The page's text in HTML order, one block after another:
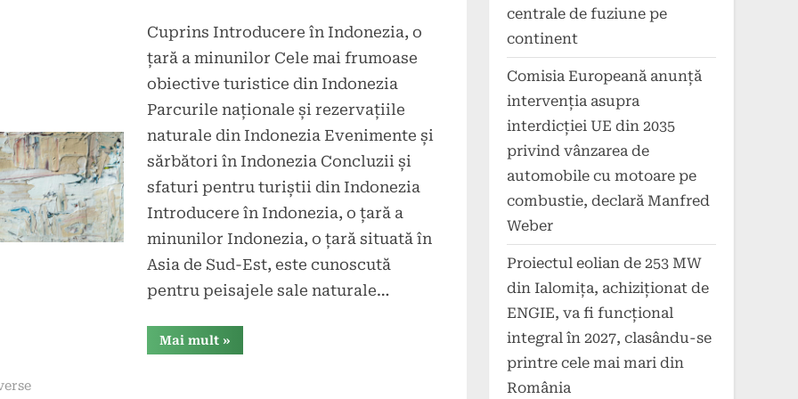
Cuprins Introducere în Indonezia, o
țară a minunilor Cele mai frumoase
obiective turistice din Indonezia
Parcurile naționale și rezervațiile
naturale din Indonezia Evenimente și
sărbători în Indonezia Concluzii și
sfaturi pentru turiștii din Indonezia
Introducere în Indonezia, o țară a
minunilor Indonezia, o țară situată în
Asia de Sud-Est, este cunoscută
pentru peisajele sale naturale…
Mai mult“Descoperă
Indiunezia,
»
centrale de fuziune pe
continent
Comisia Europeană anunță
intervenția asupra
interdicției UE din 2035
privind vânzarea de
automobile cu motoare pe
combustie, declară Manfred
Weber
Proiectul eolian de 253 MW
din Ialomița, achiziționat de
ENGIE, va fi funcțional
integral în 2027, clasându-se
printre cele mai mari din
România